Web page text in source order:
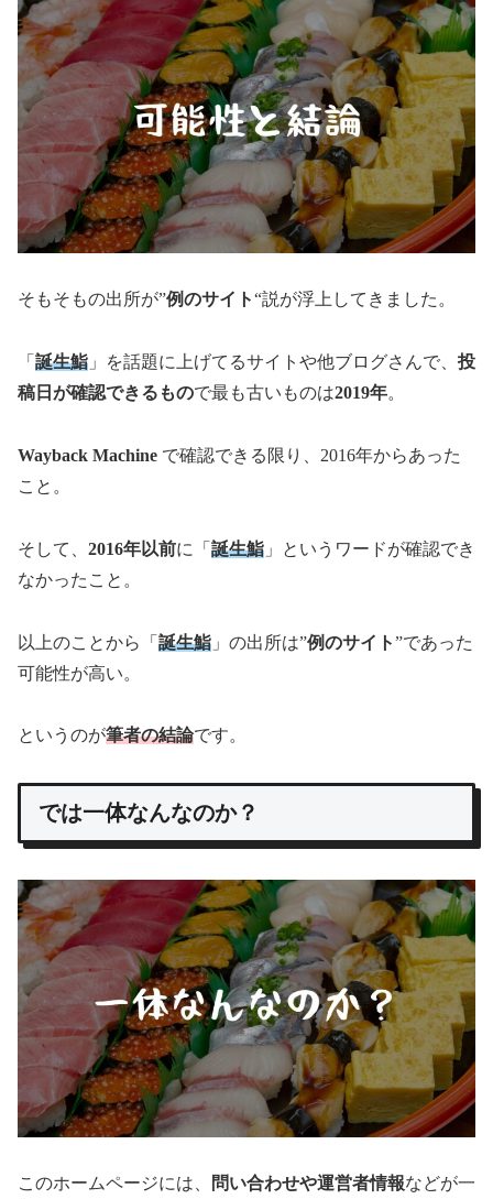
そもそもの出所が”例のサイト“説が浮上してきました。
「 誕生鮨 」を話題に上げてるサイトや他ブログさんで、 投
稿日が確認できるもので最も古いものは2019年。
Wayback Machine で確認できる限り、2016年からあった
こと。
そして、 2016年以前に「 誕生鮨 」というワードが確認でき
なかったこと。
以上のことから「 誕生鮨 」の出所は”例のサイト”であった
可能性が高い。
というのが筆者の結論です。
では一体なんなのか？
このホームページには、 問い合わせや運営者情報などが一